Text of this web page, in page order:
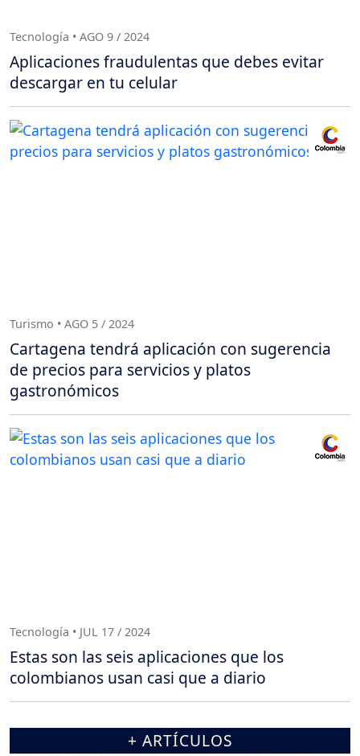
Tecnología • AGO 9 / 2024
Aplicaciones fraudulentas que debes evitar
descargar en tu celular
Turismo • AGO 5 / 2024
Cartagena tendrá aplicación con sugerencia
de precios para servicios y platos
gastronómicos
Tecnología • JUL 17 / 2024
Estas son las seis aplicaciones que los
colombianos usan casi que a diario
+ ARTÍCULOS